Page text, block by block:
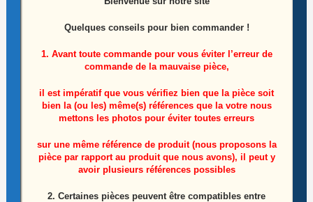
15,00€ Le
prix
initial
15,00€.
7,50€Le
prix
actuel
7,50€.
Quelques conseils pour bien commander !
1. Avant toute commande pour vous éviter l’erreur de
commande de la mauvaise pièce,
il est impératif que vous vérifiez bien que la pièce soit
bien la (ou les) même(s) références que la votre nous
mettons les photos pour éviter toutes erreurs
sur une même référence de produit (nous proposons la
pièce par rapport au produit que nous avons), il peut y
avoir plusieurs références possibles
2. Certaines pièces peuvent être compatibles entre